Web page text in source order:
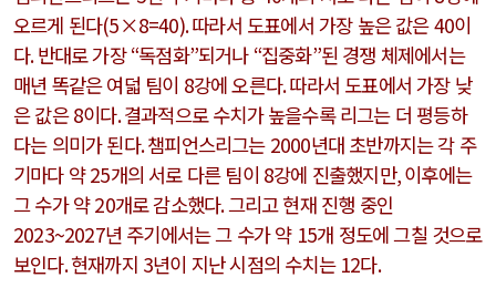
오르게 된다(5×8=40).따라서 도표에서 가장 높은 값은40이
다.반대로 가장“독점화”되거나 “집중화”된 경쟁 체제에서는
매년 똑같은 여덟 팀이 8강에 오른다.따라서 도표에서 가장 낮
은 값은8이다.결과적으로 수치가 높을수록 리그는 더 평등하
다는 의미가 된다.챔피언스리그는 2000년대 초반까지는 각 주
기마다 약25개의 서로 다른 팀이 8강에 진출했지만,이후에는
그 수가 약20개로 감소했다.그리고 현재 진행 중인
2023~2027년 주기에서는 그 수가 약 15개 정도에 그칠 것으로
보인다.현재까지 3년이 지난 시점의 수치는 12다.